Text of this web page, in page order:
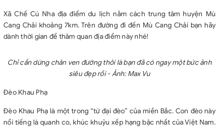
Xã Chế Cú Nha địa điểm du lịch nằm cách trung tâm huyện Mù
Cang Chải khoảng 7km. Trên đường đi đến Mù Cang Chải bạn hãy
dành thời gian để thăm quan địa điểm này nhé!
Chỉ cần dừng chân ven đường thôi là bạn đã có ngay một bức ảnh
siêu đẹp rồi - Ảnh: Max Vu
Đèo Khau Phạ
Đèo Khau Phạ là một trong “tứ đại đèo” của miền Bắc. Con đèo này
nổi tiếng là quanh co, khúc khuỷu xếp hạng bậc nhất của Việt Nam.